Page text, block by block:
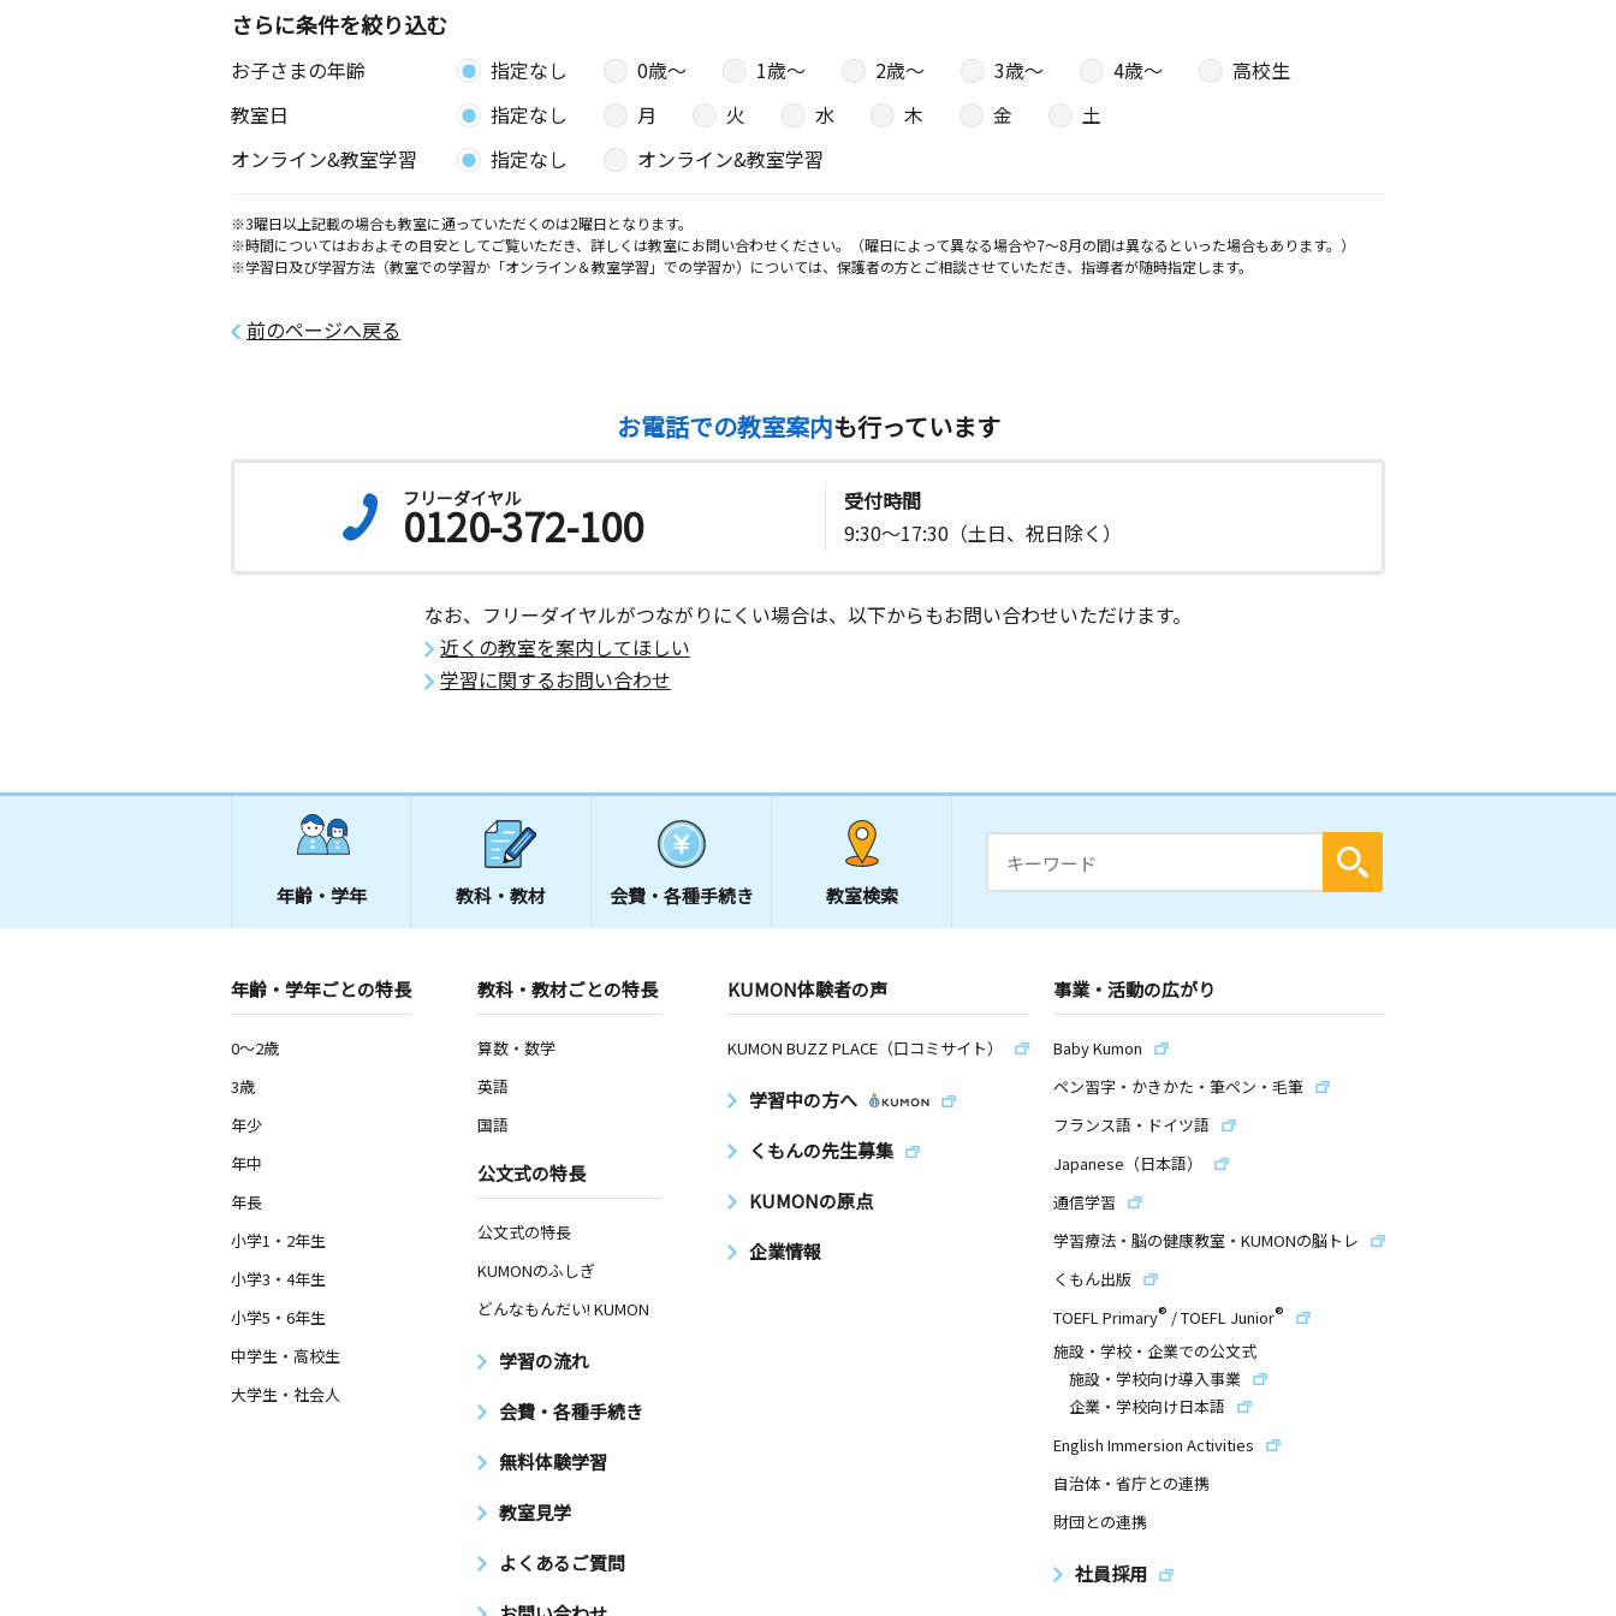
さらに条件を絞り込む
お子さまの年齢 指定なし 0歳〜 1歳〜 2歳〜 3歳〜 4歳〜
高校生
教室日
指定なし 月 火 水 木 金
土
オンライン&教室学習
指定なし オンライン&教室学習
※3曜日以上記載の場合も教室に通っていただくのは2曜日となります。
※時間についてはおおよその目安としてご覧いただき、詳しくは教室にお問い合わせください。（曜日によって異なる場合や7～8月の間は異なるといった場合もあります。）
※学習日及び学習方法（教室での学習か「オンライン＆教室学習」での学習か）については、保護者の方とご相談させていただき、指導者が随時指定します。
前のページへ戻る
お電話での教室案内も行っています
フリーダイヤル
0120-372-100
受付時間
9:30～17:30（土日、祝日除く）
なお、フリーダイヤルがつながりにくい場合は、以下からもお問い合わせいただけます。
近くの教室を案内してほしい
学習に関するお問い合わせ
年齢・学年 教科・教材 会費・ 各種手続き 教室検索
年齢・学年ごとの特長
0～2歳
3歳
年少
年中
年長
小学1・2年生
小学3・4年生
小学5・6年生
中学生・高校生
大学生・社会人
教科・教材ごとの特長
算数・数学
英語
国語
公文式の特長
公文式の特長
KUMONのふしぎ
どんなもんだい! KUMON
学習の流れ
会費・各種手続き
無料体験学習
教室見学
よくあるご質問
KUMON体験者の声
KUMON BUZZ PLACE（口コミサイト）
学習中の方へ
くもんの先生募集
KUMONの原点
企業情報
事業・活動の広がり
Baby Kumon
ペン習字・かきかた・筆ペン・毛筆
フランス語・ドイツ語
Japanese（日本語）
通信学習
学習療法・脳の健康教室・KUMONの脳トレ
くもん出版
TOEFL Primary® /TOEFL Junior®
施設・学校・企業での公文式
施設・学校向け導入事業
企業・学校向け日本語
English Immersion Activities
自治体・省庁との連携
財団との連携
社員採用